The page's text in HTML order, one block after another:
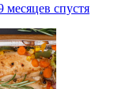
месяцев спустя